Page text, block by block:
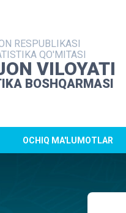
RESPUBLIKASI
QO'MITASI
VILOYATI
BOSHQARMASI
OCHIQ MA'LUMOTLAR